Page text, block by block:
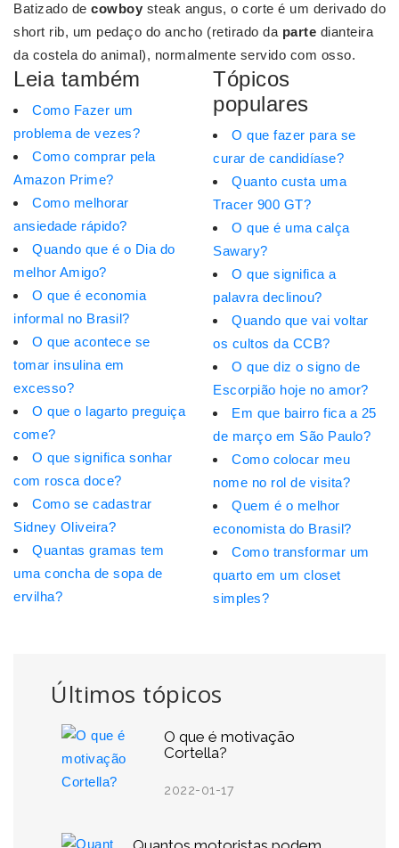
Últimos tópicos
O que é motivação
Cortella?
2022-01-17
Batizado de cowboy steak angus, o corte é um derivado do
short rib, um pedaço do ancho (retirado da parte dianteira
da costela do animal), normalmente servido com osso.
Leia também
Como Fazer um
problema de vezes?
Como comprar pela
Amazon Prime?
Como melhorar
ansiedade rápido?
Quando que é o Dia do
melhor Amigo?
O que é economia
informal no Brasil?
O que acontece se
tomar insulina em
excesso?
O que o lagarto preguiça
come?
O que significa sonhar
com rosca doce?
Como se cadastrar
Sidney Oliveira?
Quantas gramas tem
uma concha de sopa de
ervilha?
Tópicos
populares
O que fazer para se
curar de candidíase?
Quanto custa uma
Tracer 900 GT?
O que é uma calça
Sawary?
O que significa a
palavra declinou?
Quando que vai voltar
os cultos da CCB?
O que diz o signo de
Escorpião hoje no amor?
Em que bairro fica a 25
de março em São Paulo?
Como colocar meu
nome no rol de visita?
Quem é o melhor
economista do Brasil?
Como transformar um
quarto em um closet
simples?